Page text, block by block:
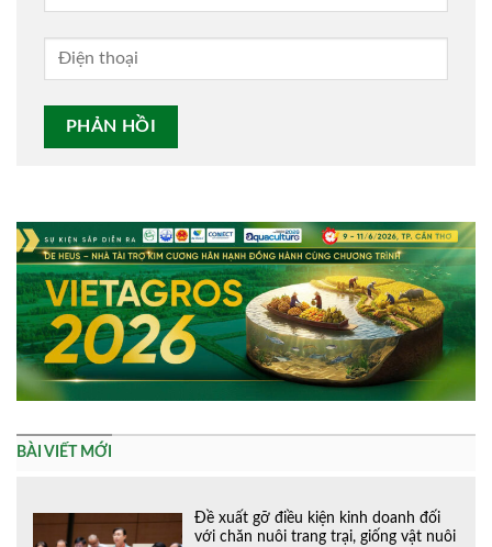
BÀI VIẾT MỚI
Đề xuất gỡ điều kiện kinh doanh đối
với chăn nuôi trang trại, giống vật nuôi